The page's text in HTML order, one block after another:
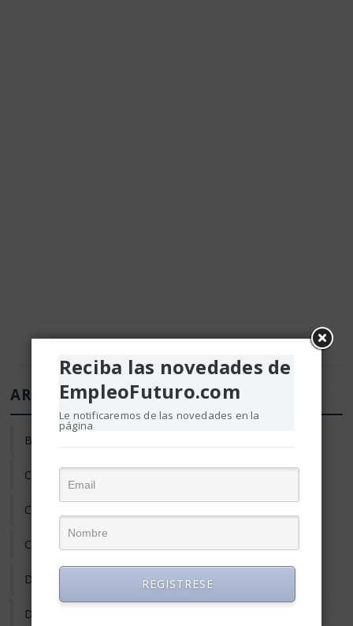
ARTÍCULOS DE EMPLEO Y RRHH
Búsqueda de Empleo
Clima laboral
Coaching
Compensación y Salario
Desarrollo Profesional
Desempleo
Reciba las novedades de
EmpleoFuturo.com
Le notificaremos de las novedades en la
página
REGISTRESE